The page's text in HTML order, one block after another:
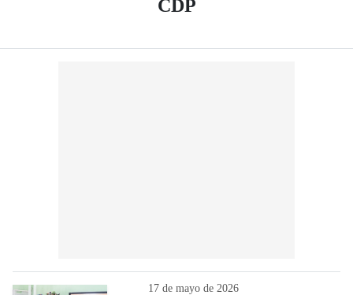
CDP- Periódico El Dia
17 de mayo de 2026